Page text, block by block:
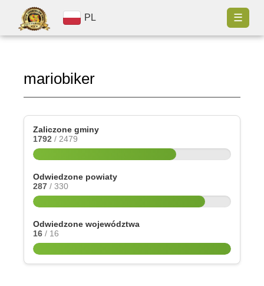
PL ☰
mariobiker
Zaliczone gminy
1792 / 2479
Odwiedzone powiaty
287 / 330
Odwiedzone województwa
16 / 16